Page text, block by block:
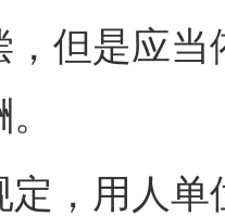
，但是应
用人单